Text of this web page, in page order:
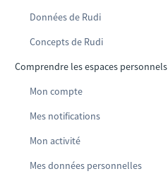
Données de Rudi
Concepts de Rudi
Comprendre les espaces personnels
Mon compte
Mes notifications
Mon activité
Mes données personnelles